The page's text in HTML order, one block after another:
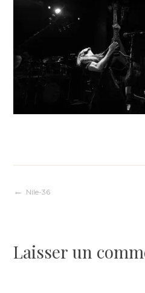
Navigation
l’article
Nile-36
Laisser un